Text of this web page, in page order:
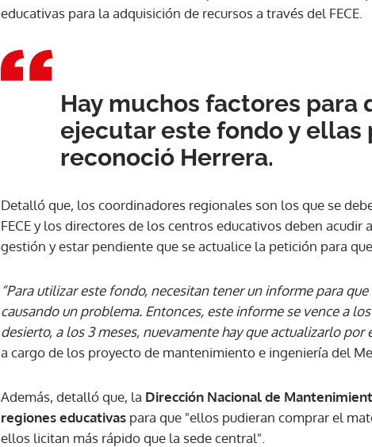
Gracias por suscribirte a
educativas para la adquisición de recursos a través del FECE.
Hay muchos factores para
ejecutar este fondo y ellas
reconoció Herrera.
Detalló que, los coordinadores regionales son los que se
FECE y los directores de los centros educativos deben
gestión y estar pendiente que se actualice la petición para
“Para utilizar este fondo, necesitan tener un informe para
causando un problema. Entonces, este informe se vence a
desierto, a los 3 meses, nuevamente hay que actualizarlo
a cargo de los proyecto de mantenimiento e ingeniería del
Además, detalló que, la Dirección Nacional de
regiones educativas para que "ellos pudieran comprar el
ellos licitan más rápido que la sede central".